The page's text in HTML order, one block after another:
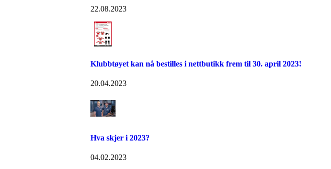
22.08.2023
Klubbtøyet kan nå bestilles i nettbutikk frem til 30. april 2023!
20.04.2023
Hva skjer i 2023?
04.02.2023